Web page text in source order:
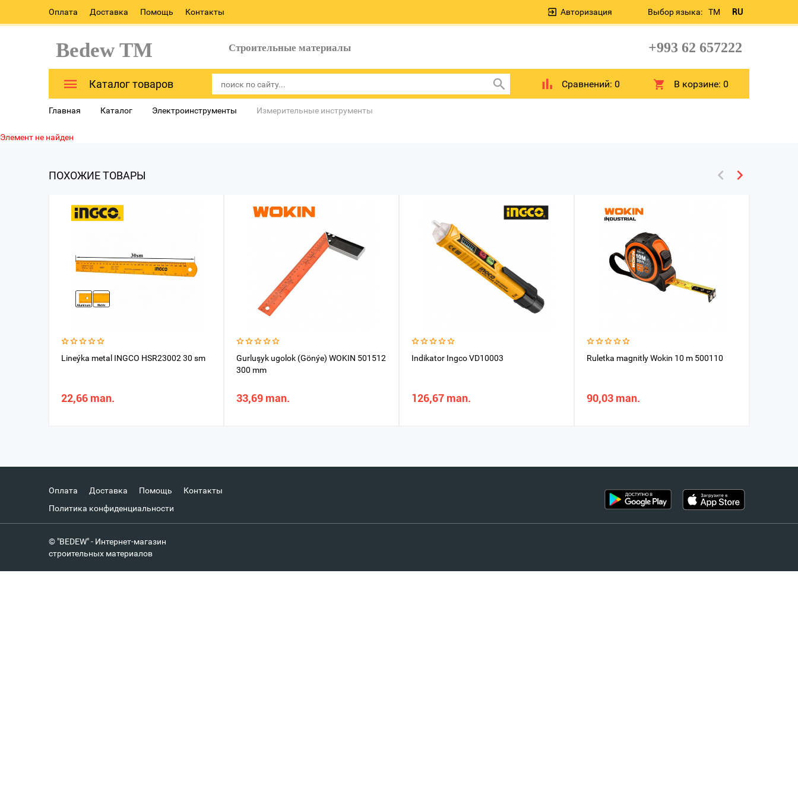
Оплата Доставка Помощь Контакты Выбор языка: TM RU
Авторизация
Bedew TM Строительные материалы +993 62 657222
Каталог товаров Сравнений: 0 В корзине:0
Главная Каталог Электроинструменты Измерительные инструменты
Элемент не найден
ПОХОЖИЕ ТОВАРЫ
Lineýka metal INGCO HSR23002 30 sm
22,66 man.
Gurluşyk ugolok (Gönýe) WOKIN 501512
300 mm
33,69 man.
Indikator Ingco VD10003
126,67 man.
Ruletka magnitly Wokin 10 m 500110
90,03 man.
Оплата Доставка Помощь
Контакты
Политика конфиденциальности
© "BEDEW" - Интернет-магазин
строительных материалов